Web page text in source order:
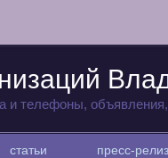
и телефоны,
статьи пресс-